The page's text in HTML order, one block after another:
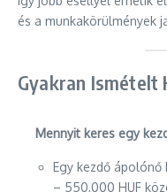
és a munkakörülmények
Gyakran Ismételt
Mennyit keres egy
Egy kezdő
– 550,000 HUF